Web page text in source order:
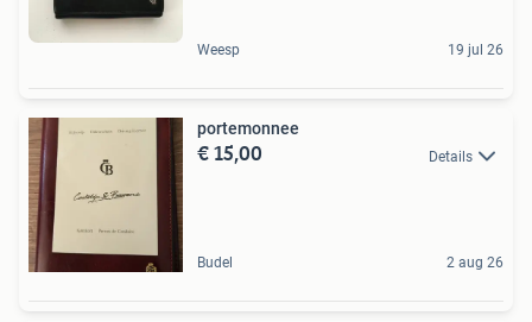
Weesp 19 jul 26
portemonnee
€ 15,00 Details
Budel 2 aug 26